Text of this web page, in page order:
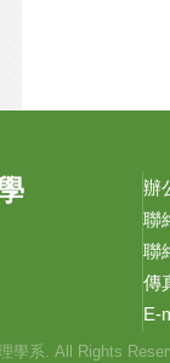
辦
聯
聯
傳
E-
學系. All Rights